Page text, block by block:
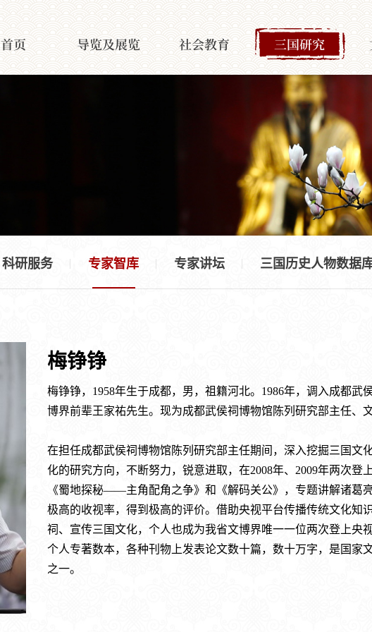
首页 导览及展览 社会教育 三国研究
科研服务 专家智库 专家讲坛 三国历史人物数据
梅铮铮
梅铮铮，1958年生于成都，男，祖籍河北。1986年，调入成都武
博界前辈王家祐先生。现为成都武侯祠博物馆陈列研究部主任、
在担任成都武侯祠博物馆陈列研究部主任期间，深入挖掘三国文
化的研究方向，不断努力，锐意进取，在2008年、2009年两次登
《蜀地探秘——主角配角之争》和《解码关公》，专题讲解诸葛
极高的收视率，得到极高的评价。借助央视平台传播传统文化知
祠、宣传三国文化，个人也成为我省文博界唯一一位两次登上央
个人专著数本，各种刊物上发表论文数十篇，数十万字，是国家
之一。